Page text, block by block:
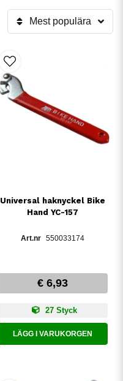
Mest populära
Universal haknyckel Bike
Hand YC-157
550033174
€ 6,93
27 Styck
LÄGG I VARUKORGEN